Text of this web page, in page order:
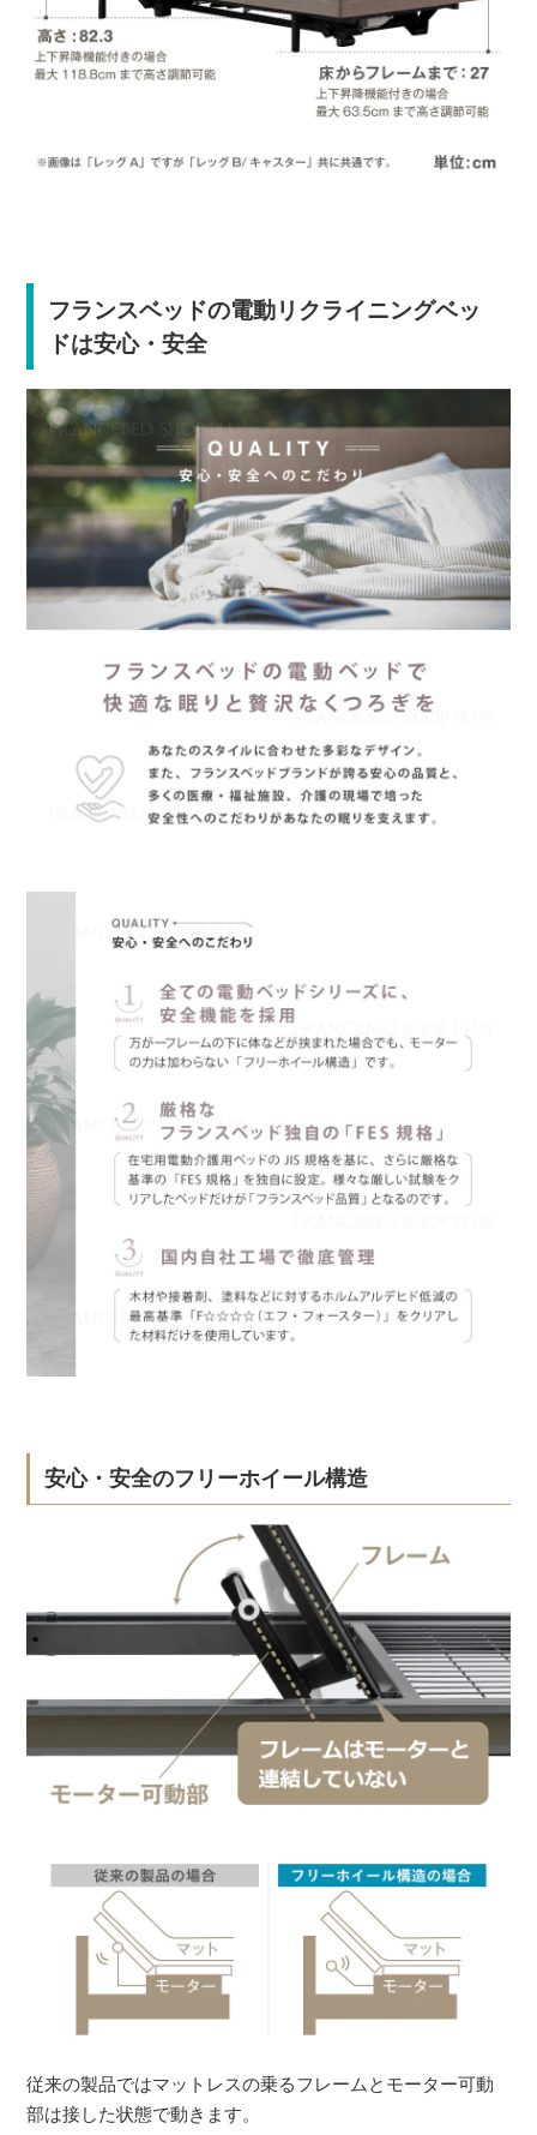
フランスベッドの電動リクライニングベッ
ドは安心・安全
安心・安全のフリーホイール構造
従来の製品ではマットレスの乗るフレームとモーター可動
部は接した状態で動きます。